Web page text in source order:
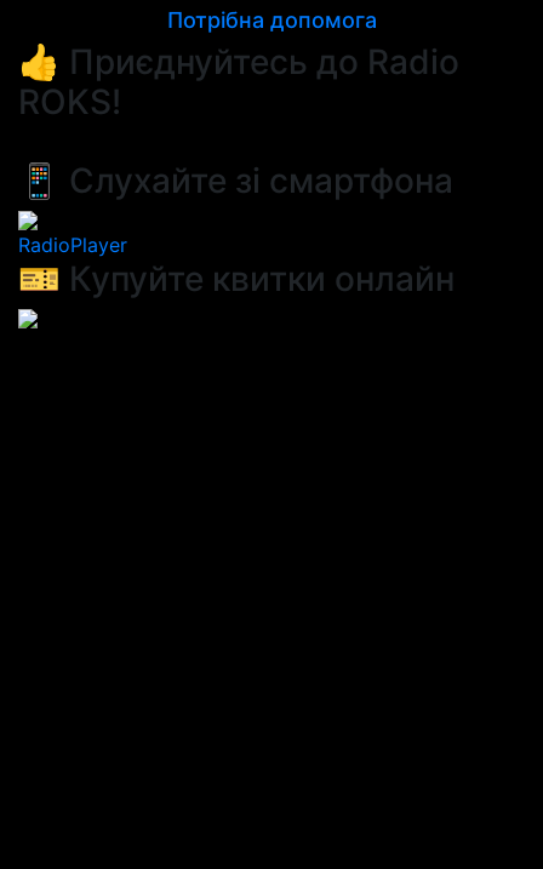
Потрібна допомога
👍 Приєднуйтесь до Radio
ROKS!
📱 Слухайте зі смартфона
RadioPlayer
🎫 Купуйте квитки онлайн